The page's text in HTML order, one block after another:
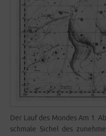
Der Lauf des Mon­des Am 1.
schma­le Sichel des